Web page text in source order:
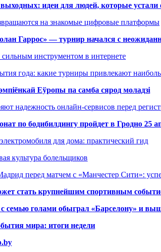
идеи для людей, которые устали
на знакомые цифровые платформы
Гаррос» — турнир начался с
сильным инструментом в интернете
года: какие турниры привлекают
Еўропы па самба сярод моладзі
надежность онлайн-сервисов перед
по бодибилдингу пройдет в Гродно 25
для дома: практический гид
культура болельщиков
перед матчем с «Манчестер Сити»:
стать крупнейшим спортивным
семью голами обыграл «Барселону» и
мира: итоги недели